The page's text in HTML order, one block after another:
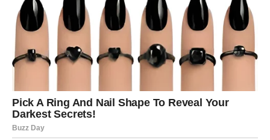
kako bi se aroma ravnomerno oslobodila. Kada mleko
počne da vri, mahunu izvadite. Ako ne planirate da
mleko kuvate, možete staviti mahunu u šećer i
napraviti domaći vanilin šećer koji ćete koristiti
kasnije.
Priprema smese od žumanaca:
U posebnoj posudi umutite žumanca sa šećerom dok
ne dobijete svetlu i penastu smesu. Nakon toga,